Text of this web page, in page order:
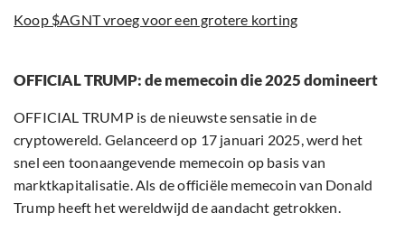
Koop $AGNT vroeg voor een grotere korting
OFFICIAL TRUMP: de memecoin die 2025 domineert
OFFICIAL TRUMP is de nieuwste sensatie in de
cryptowereld. Gelanceerd op 17 januari 2025, werd het
snel een toonaangevende memecoin op basis van
marktkapitalisatie. Als de officiële memecoin van Donald
Trump heeft het wereldwijd de aandacht getrokken.